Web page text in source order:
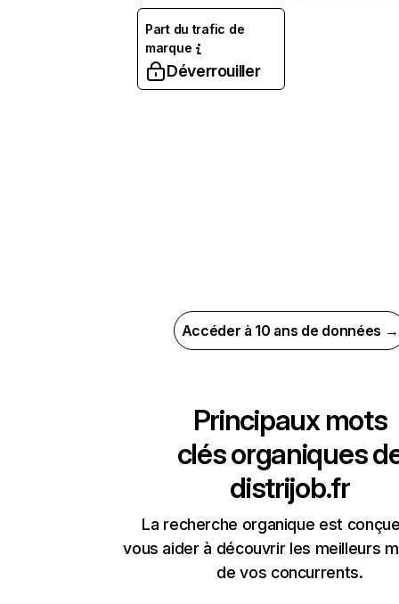
Part du trafic de
marque
Déverrouiller
Accéder à 10 ans de données →
Principaux mots
clés organiques
distrijob.fr
La recherche organique est
vous aider à découvrir les meilleurs
de vos concurrents.